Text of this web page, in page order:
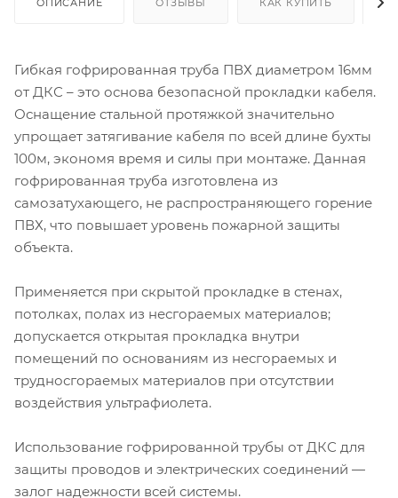
ОПИСАНИЕ ОТЗЫВЫ КАК КУПИТЬ
Гибкая гофрированная труба ПВХ диаметром 16мм
от ДКС – это основа безопасной прокладки кабеля.
Оснащение стальной протяжкой значительно
упрощает затягивание кабеля по всей длине бухты
100м, экономя время и силы при монтаже. Данная
гофрированная труба изготовлена из
самозатухающего, не распространяющего горение
ПВХ, что повышает уровень пожарной защиты
объекта.
Применяется при скрытой прокладке в стенах,
потолках, полах из несгораемых материалов;
допускается открытая прокладка внутри
помещений по основаниям из несгораемых и
трудносгораемых материалов при отсутствии
воздействия ультрафиолета.
Использование гофрированной трубы от ДКС для
защиты проводов и электрических соединений —
залог надежности всей системы.